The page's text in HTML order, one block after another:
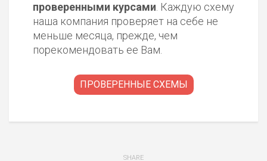
ДОХОД: ВЫСОКИЙ
БЮДЖЕТ: ВЫСОКИЙ
ОБЗОР
РИСКИ: СРЕДНИЕ
проверенными курсами. Каждую схему
наша компания проверяет на себе не
меньше месяца, прежде, чем
порекомендовать ее Вам.
ПРОВЕРЕННЫЕ СХЕМЫ
SHARE